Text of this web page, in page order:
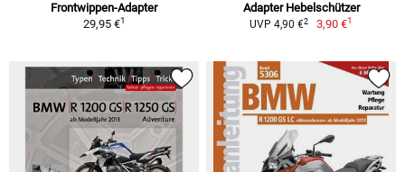
Frontwippen-Adapter
29,95 €1
Adapter Hebelschützer
UVP 4,90 €2 3,90 €1